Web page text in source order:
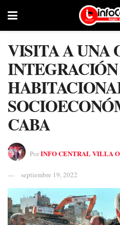
VISITA A UNA
CABA
PorINFO CENTRAL VILLA
septiembre 19, 2022